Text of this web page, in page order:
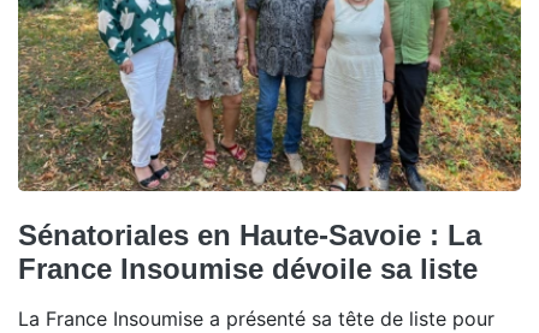
Sénatoriales en Haute-Savoie : La
France Insoumise dévoile sa liste
La France Insoumise a présenté sa tête de liste pour